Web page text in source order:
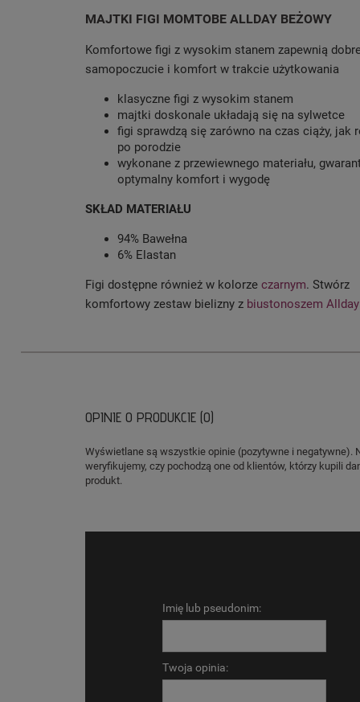
MAJTKI FIGI MOMTOBE ALLDAY BEŻOWY
Komfortowe figi z wysokim stanem zapewnią
samopoczucie i komfort w trakcie użytkowania
klasyczne figi z wysokim stanem
majtki doskonale układają się na sylwetce
figi sprawdzą się zarówno na czas ciąży, jak
po porodzie
wykonane z przewiewnego materiału,
optymalny komfort i wygodę
SKŁAD MATERIAŁU
94% Bawełna
6% Elastan
Figi dostępne również w kolorze czarnym. Stwórz
komfortowy zestaw bielizny z biustonoszem Allday
OPINIE O PRODUKCIE (0)
Wyświetlane są wszystkie opinie (pozytywne i negatywne).
weryfikujemy, czy pochodzą one od klientów, którzy kupili
produkt.
Imię lub pseudonim:
Twoja opinia: